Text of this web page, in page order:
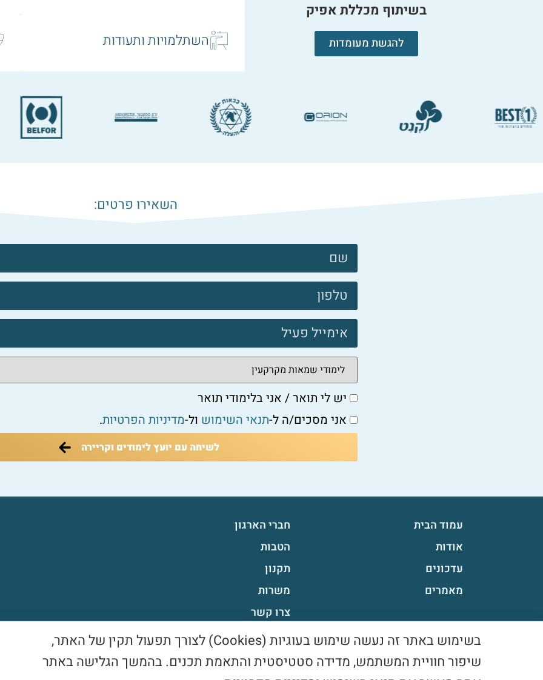
בשיתוף מכללת אפיק
להגשת מעומדות השתלמויות ותעודות
השאירו פרטים:
צרו
קשר
פוטר
יש לי תואר / אני בלימודי תואר
אני מסכים/ה ל-תנאי השימוש ול-מדיניות הפרטיות.
לשיחה עם יועץ לימודים וקריירה
עמוד הבית
אודות
עדכונים
מאמרים
חברי הארגון
הטבות
תקנון
משרות
צרו קשר
מדיניות פרטיות בשימוש באתר זה נעשה שימוש בעוגיות (Cookies) לצורך תפעול תקין של האתר,
שיפור חוויית המשתמש, מדידה סטטיסטית והתאמת תכנים. בהמשך הגלישה באתר